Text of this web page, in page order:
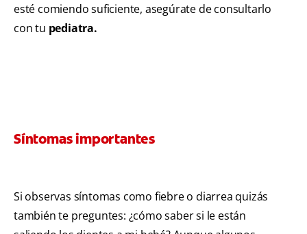
esté comiendo suficiente, asegúrate de consultarlo
con tu pediatra.
Síntomas importantes
Si observas síntomas como fiebre o diarrea quizás
también te preguntes: ¿cómo saber si le están